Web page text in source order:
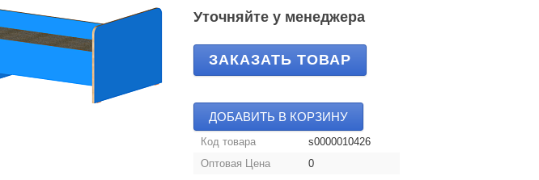
Уточняйте у менеджера
ЗАКАЗАТЬ ТОВАР
ДОБАВИТЬ В КОРЗИНУ
Код товара
s0000010426
Оптовая Цена
0